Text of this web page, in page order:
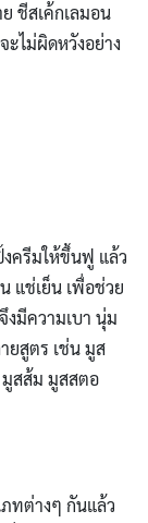
ชีสเค้กเลมอน
ะไม่ผิดหวังอย่าง
งครีมให้ขึ้นฟู แล้ว
แช่เย็น เพื่อช่วย
งมีความเบา นุ่ม
ยสูตร เช่น มูส
มูสส้ม มูสสตอ
ภทต่างๆ กันแล้ว